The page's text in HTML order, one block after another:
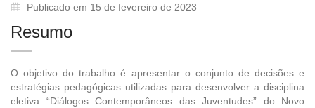
Publicado em 15 de fevereiro de 2023
Resumo
O objetivo do trabalho é apresentar o conjunto de decisões e
estratégias pedagógicas utilizadas para desenvolver a disciplina
eletiva “Diálogos Contemporâneos das Juventudes” do Novo